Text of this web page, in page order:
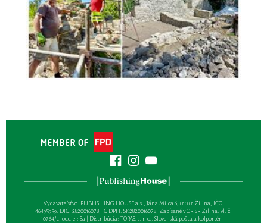
Vydavateľsťvo: PUBLISHING HOUSE a.s., Jána Milca 6, 010 01 Žilina, IČO:
46495959, DIČ: 2820016078, IČ DPH: SK2820016078, Zapísané v OR SR Žilina: vl. č.
10764/L, oddiel: Sa | Distribúcia: TOPAS, s. r. o., Slovenská pošta a kolportéri |